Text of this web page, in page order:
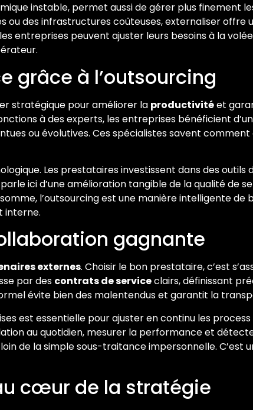
instable, permet aussi de gérer plus finement
ou des infrastructures coûteuses, externaliser offre
entreprises peuvent ajuster leurs besoins à la
grâce à l’outsourcing
stratégique pour améliorer la productivitéet
à des experts, les entreprises bénéficient
ou évolutives. Ces spécialistes savent
Les prestataires investissent dans des outils
ici d’une amélioration tangible de la qualité de
l’outsourcing est une manière intelligente de
interne.
gagnante
externes. Choisir le bon prestataire, c’est
par des contrats de serviceclairs, définissant
évite bien des malentendus et garantit la
est essentielle pour ajuster en continu les
au quotidien, mesurer la performance et
de la simple sous-traitance impersonnelle. C’est
cœur de la stratégie